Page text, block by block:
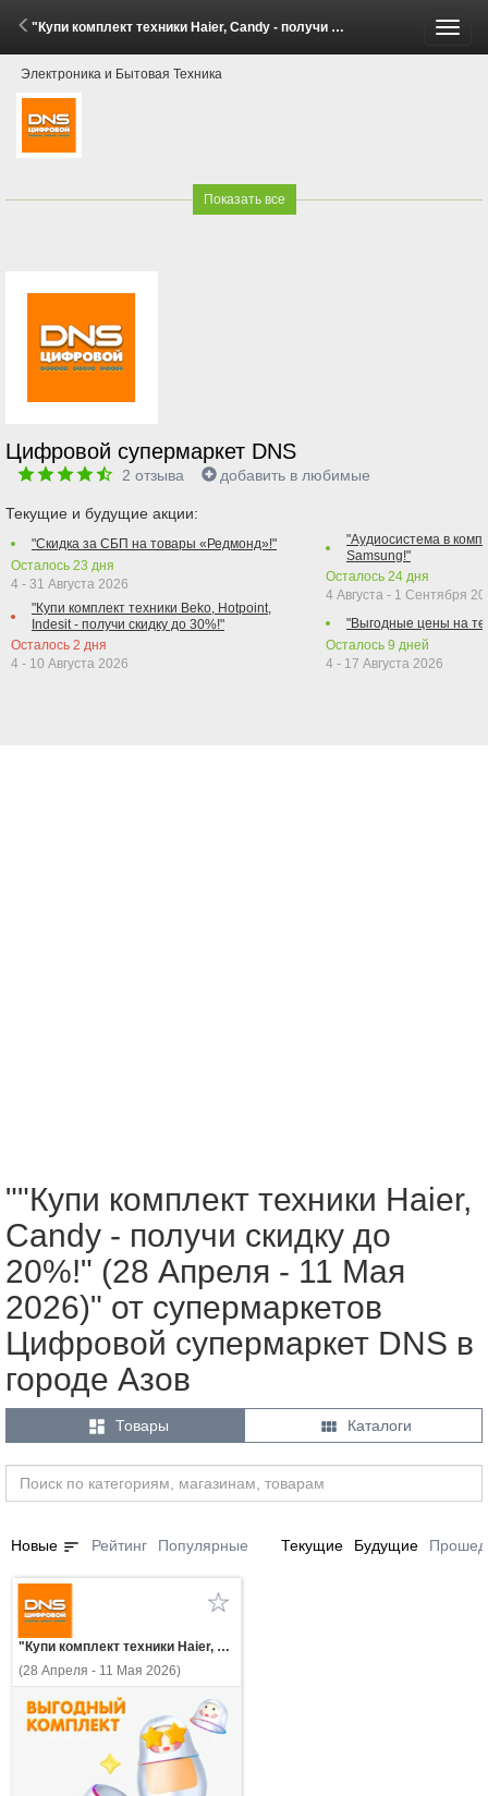
"Купи комплект техники Haier, Candy - получи скидку до 20%!" (28 Апреля - 11 Мая 2026)
Электроника и Бытовая Техника
Показать все
Цифровой супермаркет DNS
2 отзыва добавить в любимые
Текущие и будущие акции:
"Скидка за СБП на товары «Редмонд»!"
Осталось 23 дня
4 - 31 Августа 2026
"Купи комплект техники Beko, Hotpoint,
Indesit - получи скидку до 30%!"
Осталось 2 дня
4 - 10 Августа 2026
"Аудиосистема в
Samsung!"
Осталось 24 дня
4 Августа - 1 Сентября
"Выгодные цены на
Осталось 9 дней
4 - 17 Августа 2026
""Купи комплект техники Haier,
Candy - получи скидку до
20%!" (28 Апреля - 11 Мая
2026)" от супермаркетов
Цифровой супермаркет DNS в
городе Азов
 Товары  Каталоги
Новые sort Рейтинг Популярные Текущие Будущие
"Купи комплект техники Haier, Candy - получи скидку до 20%!"
(28 Апреля - 11 Мая 2026)